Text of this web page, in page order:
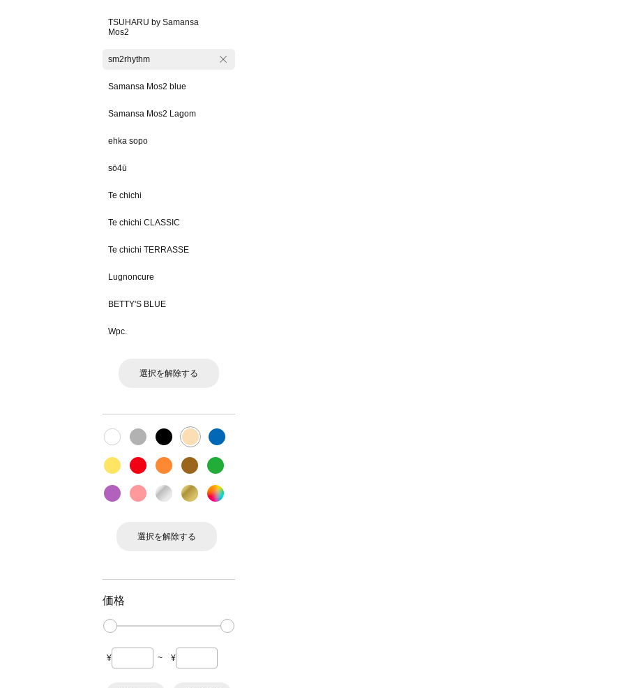
TSUHARU by Samansa
Mos2
sm2rhythm
Samansa Mos2 blue
Samansa Mos2 Lagom
ehka sopo
sō4ū
Te chichi
Te chichi CLASSIC
Te chichi TERRASSE
Lugnoncure
BETTY'S BLUE
Wpc.
選択を解除する
選択を解除する
価格
¥ ~ ¥